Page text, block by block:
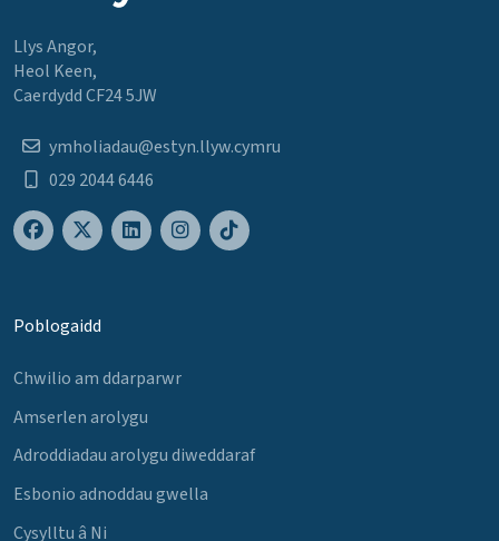
Llys Angor,
Heol Keen,
Caerdydd CF24 5JW
ymholiadau@estyn.llyw.cymru
029 2044 6446
Poblogaidd
Chwilio am ddarparwr
Amserlen arolygu
Adroddiadau arolygu diweddaraf
Esbonio adnoddau gwella
Cysylltu â Ni